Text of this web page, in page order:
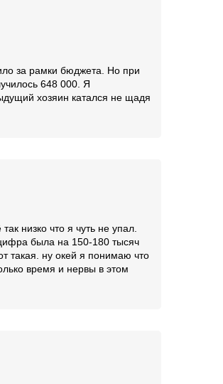
за рамки бюджета. Но при
648 000. Я
хозяин катался не щадя
низко что я чуть не упал.
была на 150-180 тысяч
такая. ну окей я понимаю что
время и нервы в этом